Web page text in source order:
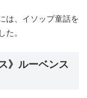
は、イソップ童話を
た。
》ルーベンス